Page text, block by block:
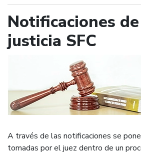
Notificaciones
justicia SFC
A través de las notificaciones se
tomadas por el juez dentro de un